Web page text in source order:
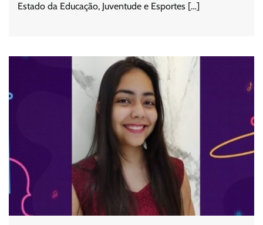
Estado da Educação, Juventude e Esportes […]